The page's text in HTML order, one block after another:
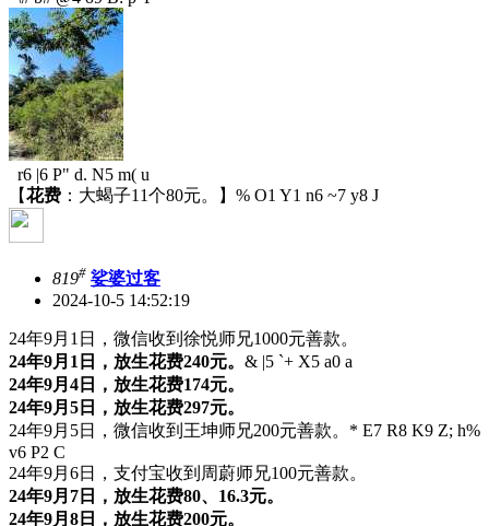
r6 |6 P" d. N5 m( u
【花费 ：大蝎子11个80元。】 % O1 Y1 n6 ~7 y8 J
819# 娑婆过客
2024-10-5 14:52:19
24年9月1日，微信收到徐悦师兄1000元善款。
24年9月1日，放生花费240元。 & |5 `+ X5 a0 a
24年9月4日，放生花费174元。
24年9月5日，放生花费297元。
24年9月5日，微信收到王坤师兄200元善款。 * E7 R8 K9 Z; h%
v6 P2 C
24年9月6日，支付宝收到周蔚师兄100元善款。
24年9月7日，放生花费80、16.3元。
24年9月8日，放生花费200元。